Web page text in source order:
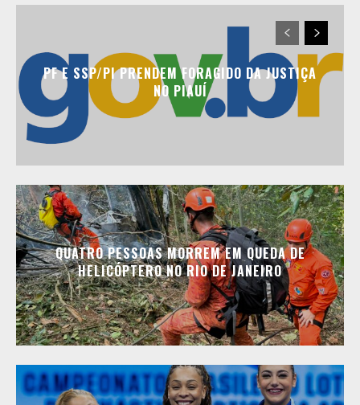
PF E SSP/PI PRENDEM FORAGIDO DA JUSTIÇA
NO PIAUÍ
QUATRO PESSOAS MORREM EM QUEDA DE
HELICÓPTERO NO RIO DE JANEIRO